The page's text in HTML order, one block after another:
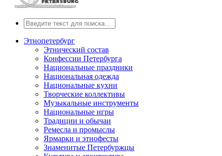
Этнопетербург
Этнический состав
Конфессии Петербурга
Национальные праздники
Национальная одежда
Национальные кухни
Творческие коллективы
Музыкальные инструменты
Национальные игры
Традиции и обычаи
Ремесла и промыслы
Ярмарки и этнофесты
Знаменитые Петербуржцы